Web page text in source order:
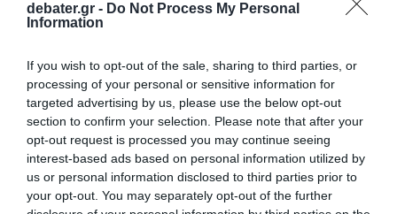
debater.gr - Do Not Process My Personal
Information
If you wish to opt-out of the sale, sharing to third parties, or
processing of your personal or sensitive information for
targeted advertising by us, please use the below opt-out
section to confirm your selection. Please note that after your
opt-out request is processed you may continue seeing
interest-based ads based on personal information utilized by
us or personal information disclosed to third parties prior to
your opt-out. You may separately opt-out of the further
ΕΛΛΑΔΑ
Συγκέντρωση έξω από τη Βουλή κατά του
εξοπλιστικού προγράμματος
Την ώρα της παρουσίασής του από τον πρωθυπουργό
02.04.2025 - 15:24